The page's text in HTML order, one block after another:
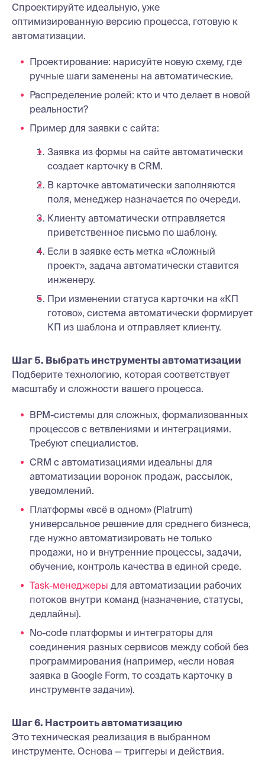
Спроектируйте идеальную, уже
оптимизированную версию процесса, готовую к
автоматизации.
Проектирование: нарисуйте новую схему, где
ручные шаги заменены на автоматические.
Распределение ролей: кто и что делает в новой
реальности?
Пример для заявки с сайта:
Заявка из формы на сайте автоматически
создает карточку в CRM.
В карточке автоматически заполняются
поля, менеджер назначается по очереди.
Клиенту автоматически отправляется
приветственное письмо по шаблону.
Если в заявке есть метка «Сложный
проект», задача автоматически ставится
инженеру.
При изменении статуса карточки на «КП
готово», система автоматически формирует
КП из шаблона и отправляет клиенту.
Шаг 5. Выбрать инструменты автоматизации
Подберите технологию, которая соответствует
масштабу и сложности вашего процесса.
BPM-системы для сложных, формализованных
процессов с ветвлениями и интеграциями.
Требуют специалистов.
CRM с автоматизациями идеальны для
автоматизации воронок продаж, рассылок,
уведомлений.
Платформы «всё в одном» (Platrum)
универсальное решение для среднего бизнеса,
где нужно автоматизировать не только
продажи, но и внутренние процессы, задачи,
обучение, контроль качества в единой среде.
Task-менеджеры для автоматизации рабочих
потоков внутри команд (назначение, статусы,
дедлайны).
No-code платформы и интеграторы для
соединения разных сервисов между собой без
программирования (например, «если новая
заявка в Google Form, то создать карточку в
инструменте задачи»).
Шаг 6. Настроить автоматизацию
Это техническая реализация в выбранном
инструменте. Основа — триггеры и действия.